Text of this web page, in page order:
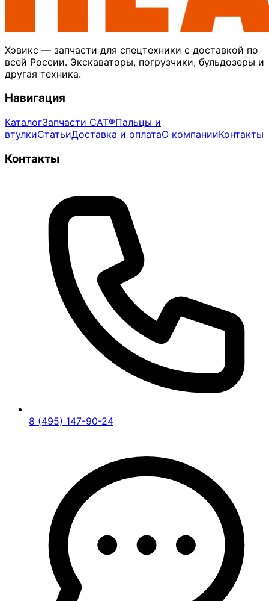
Хэвикс — запчасти для спецтехники с доставкой по
всей России. Экскаваторы, погрузчики, бульдозеры и
другая техника.
Навигация
КаталогЗапчасти CAT®Пальцы и
втулкиСтатьиДоставка и оплатаО компанииКонтакты
Контакты
8 (495) 147-90-24